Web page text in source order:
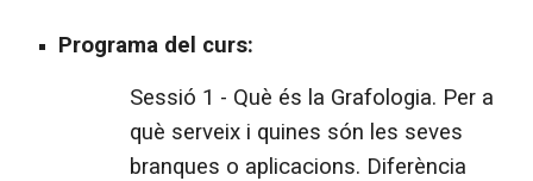
Programa del curs:
Sessió 1 - Què és la Grafologia. Per a
què serveix i quines són les seves
branques o aplicacions. Diferència